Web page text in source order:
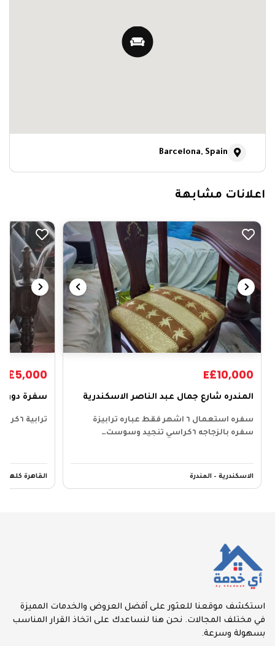
Barcelona, Spain
اعلانات مشابهة
المندره شارع جمال عبد الناصر الاسكندرية
سفره استعمال ٦ اشهر فقط عباره ترابيزة
سفره بالزجاجه ٦كراسي تنجيد وسوست…
الاسكندرية – المندرة
E£10,000
سفرة دون
ترابية ٦كراسي
القاهرة كلها
E£5,000
استكشف موقعنا للعثور على أفضل العروض والخدمات المميزة
في مختلف المجالات. نحن هنا لنساعدك على اتخاذ القرار المناسب
بسهولة وسرعة.